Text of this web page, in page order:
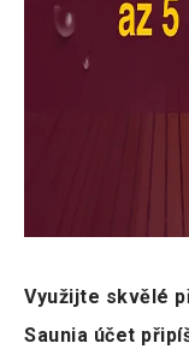
Využijte skvělé
Saunia účet